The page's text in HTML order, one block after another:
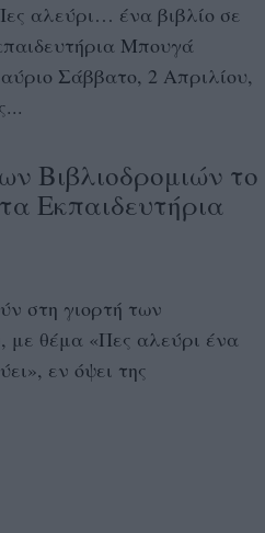
αλεύρι… ένα βιβλίο σε
Μπουγά
Σάββατο, 2 Απριλίου,
Βιβλιοδρομιών το
Εκπαιδευτήρια
στη γιορτή των
με θέμα «Πες αλεύρι ένα
εν όψει της